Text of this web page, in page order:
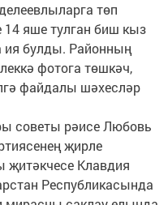
төп
яше тулган биш кыз
ия булды. Районның
фотога төшкәч,
файдалы шәхесләр
советы рәисе Любовь
җирле
җитәкчесе Клавдия
Республикасында